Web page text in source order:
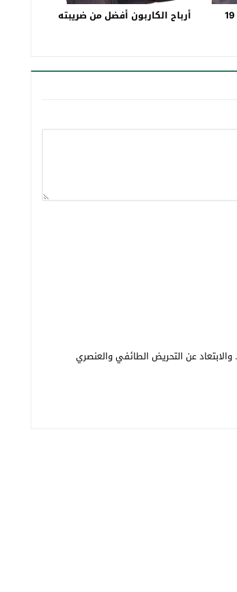
أرباح الكاربون أفضل من ضريبته
عن التحريض الطائفي والعنصري